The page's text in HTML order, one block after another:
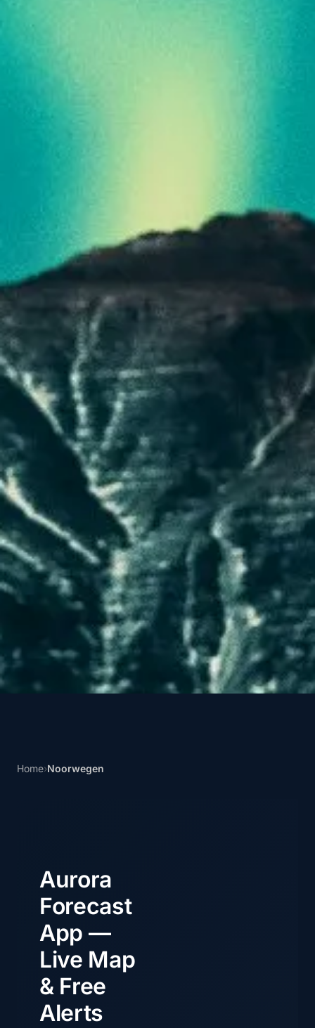
Home›Noorwegen
Aurora
Forecast
App —
Live Map
& Free
Alerts